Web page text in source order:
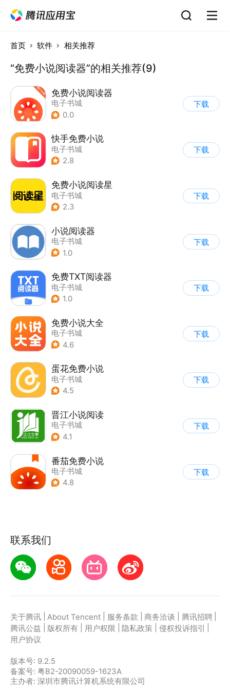
首页 软件 相关推荐
“免费小说阅读器”的相关推荐(9)
免费小说阅读器
电子书城
0.0
下载
快手免费小说
电子书城
2.8
下载
免费小说阅读星
电子书城
2.3
下载
小说阅读器
电子书城
1.0
下载
免费TXT阅读器
电子书城
1.0
下载
免费小说大全
电子书城
4.6
下载
蛋花免费小说
电子书城
4.5
下载
晋江小说阅读
电子书城
4.1
下载
番茄免费小说
电子书城
4.8
下载
联系我们
关于腾讯 About Tencent 服务条款 商务洽谈 腾讯招聘
腾讯公益
版权所有 用户权限 隐私政策 侵权投诉指引
用户协议
版本号: 9.2.5
备案号: 粤B2-20090059-1623A
主办者: 深圳市腾讯计算机系统有限公司